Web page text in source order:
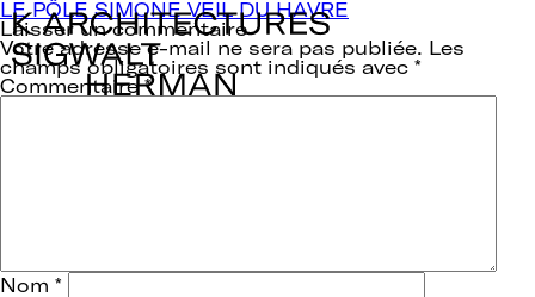
Navigation
de
l’article
LE PÔLE SIMONE VEIL DU HAVRE
Laisser un commentaire
Votre adresse e-mail ne sera pas publiée. Les
champs obligatoires sont indiqués avec *
Commentaire*
Nom *